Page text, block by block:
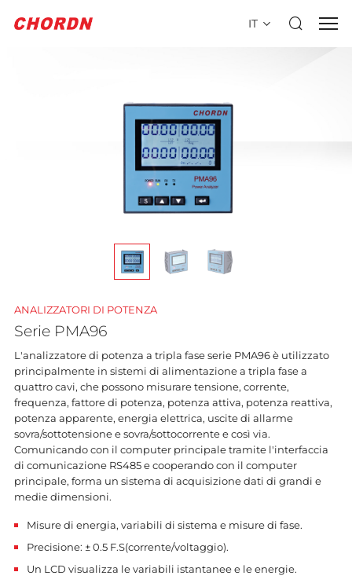
IT
ANALIZZATORI DI POTENZA
Serie PMA96
L'analizzatore di potenza a tripla fase serie PMA96 è utilizzato
principalmente in sistemi di alimentazione a tripla fase a
quattro cavi, che possono misurare tensione, corrente,
frequenza, fattore di potenza, potenza attiva, potenza reattiva,
potenza apparente, energia elettrica, uscite di allarme
sovra/sottotensione e sovra/sottocorrente e così via.
Comunicando con il computer principale tramite l'interfaccia
di comunicazione RS485 e cooperando con il computer
principale, forma un sistema di acquisizione dati di grandi e
medie dimensioni.
Misure di energia, variabili di sistema e misure di fase.
Precisione: ± 0.5 F.S(corrente/voltaggio).
Un LCD visualizza le variabili istantanee e le energie.